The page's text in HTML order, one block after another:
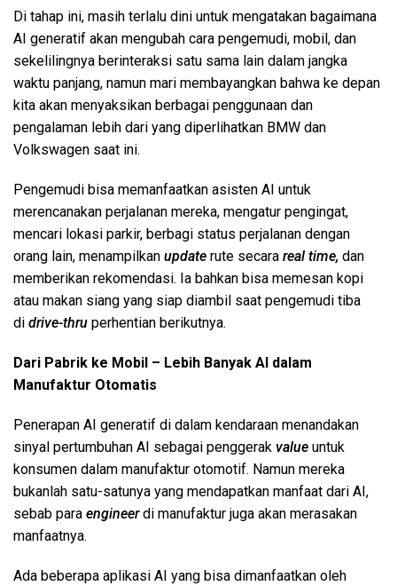
Di tahap ini, masih terlalu dini untuk mengatakan bagaimana
AI generatif akan mengubah cara pengemudi, mobil, dan
sekelilingnya berinteraksi satu sama lain dalam jangka
waktu panjang, namun mari membayangkan bahwa ke depan
kita akan menyaksikan berbagai penggunaan dan
pengalaman lebih dari yang diperlihatkan BMW dan
Volkswagen saat ini.
Pengemudi bisa memanfaatkan asisten AI untuk
merencanakan perjalanan mereka, mengatur pengingat,
mencari lokasi parkir, berbagi status perjalanan dengan
orang lain, menampilkan update rute secara real time, dan
memberikan rekomendasi. Ia bahkan bisa memesan kopi
atau makan siang yang siap diambil saat pengemudi tiba
di drive-thru perhentian berikutnya.
Dari Pabrik ke Mobil – Lebih Banyak AI dalam
Manufaktur Otomatis
Penerapan AI generatif di dalam kendaraan menandakan
sinyal pertumbuhan AI sebagai penggerak value untuk
konsumen dalam manufaktur otomotif. Namun mereka
bukanlah satu-satunya yang mendapatkan manfaat dari AI,
sebab para engineerdi manufaktur juga akan merasakan
manfaatnya.
Ada beberapa aplikasi AI yang bisa dimanfaatkan oleh